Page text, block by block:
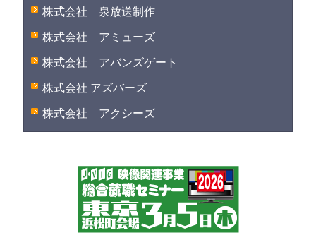
株式会社 泉放送制作
株式会社 アミューズ
株式会社 アバンズゲート
株式会社 アズバーズ
株式会社 アクシーズ